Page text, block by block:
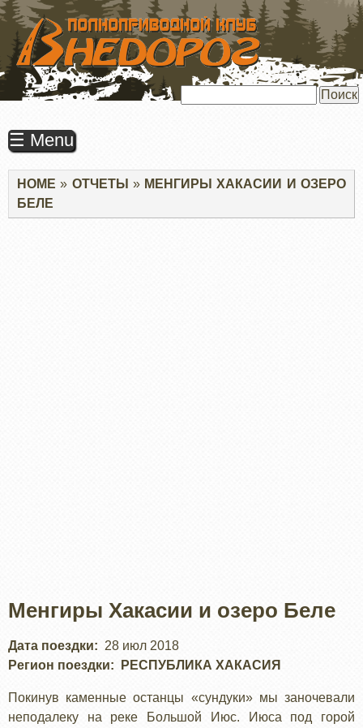
ПЕРЕЙТИ
ОСНОВНОМУ
СОДЕРЖАНИЮ
☰ Menu
Строка
навигации
HOME ОТЧЕТЫ
МЕНГИРЫ ХАКАСИИ И ОЗЕРО
БЕЛЕ
Менгиры Хакасии и озеро Беле
Дата поездки
28 июл 2018
Регион поездки
РЕСПУБЛИКА ХАКАСИЯ
Покинув каменные останцы «сундуки» мы заночевали
неподалеку на реке Большой Июс. Июса под горой